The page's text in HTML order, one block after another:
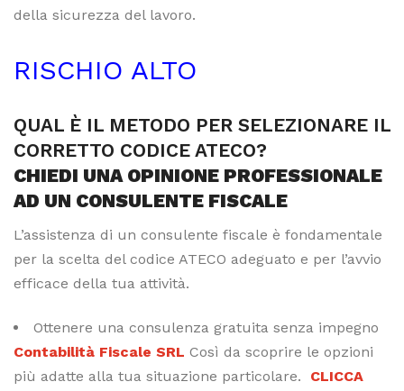
della sicurezza del lavoro.
RISCHIO ALTO
QUAL È IL METODO PER SELEZIONARE IL
CORRETTO CODICE ATECO?
CHIEDI UNA OPINIONE PROFESSIONALE
AD UN CONSULENTE FISCALE
L’assistenza di un consulente fiscale è fondamentale
per la scelta del codice ATECO adeguato e per l’avvio
efficace della tua attività.
Ottenere una consulenza gratuita senza impegno
Contabilità Fiscale SRL Così da scoprire le opzioni
più adatte alla tua situazione particolare. CLICCA